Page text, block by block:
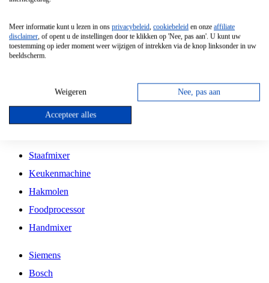
Vrijstaande Magnetron
Vrijstaande Kookplaat
Inbouw Gaskookplaat
Inbouw Keramische Kookplaat
Kookplaat Accessoires
Staafmixer
Keukenmachine
Hakmolen
Foodprocessor
Handmixer
Siemens
Bosch
Meer informatie kunt u lezen in ons privacybeleid, cookiebeleid en onze affiliate
disclaimer, of opent u de instellingen door te klikken op 'Nee, pas aan'. U kunt uw
toestemming op ieder moment weer wijzigen of intrekken via de knop linksonder in uw
beeldscherm.
Weigeren Nee, pas aan
Accepteer alles